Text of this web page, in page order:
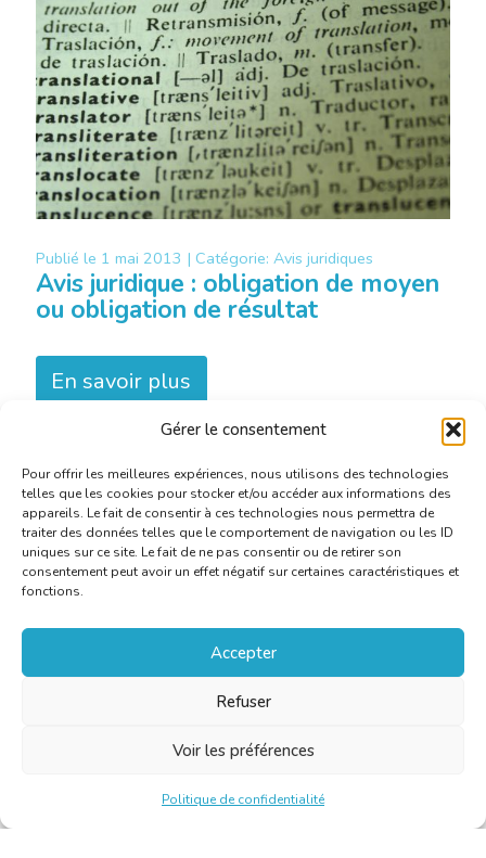
Gérer le consentement
Pour offrir les meilleures expériences, nous utilisons des technologies
telles que les cookies pour stocker et/ou accéder aux informations des
appareils. Le fait de consentir à ces technologies nous permettra de
traiter des données telles que le comportement de navigation ou les ID
uniques sur ce site. Le fait de ne pas consentir ou de retirer son
consentement peut avoir un effet négatif sur certaines caractéristiques et
fonctions.
Accepter
Refuser
Voir les préférences
Politique de confidentialité
Publié le 1 mai 2013 | Catégorie: Avis juridiques
Avis juridique : obligation de moyen
ou obligation de résultat
En savoir plus